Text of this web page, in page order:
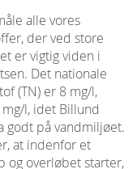
alle vores
der ved store
er vigtig viden i
Det nationale
(TN) er 8 mg/l,
l, idet Billund
godt på vandmiljøet.
at indenfor et
og overløbet starter,